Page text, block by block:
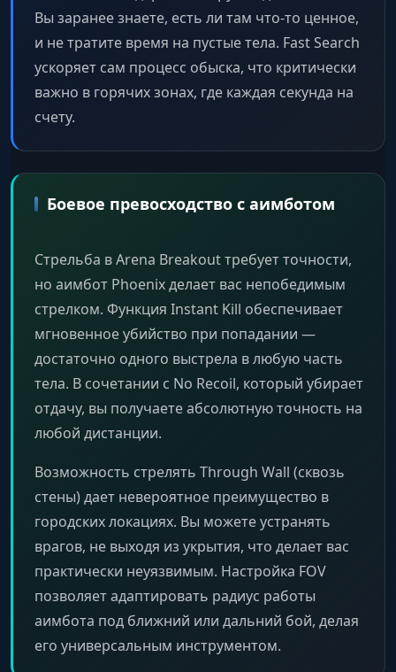
Вы заранее знаете, есть ли там что-то ценное,
и не тратите время на пустые тела. Fast Search
ускоряет сам процесс обыска, что критически
важно в горячих зонах, где каждая секунда на
счету.
Боевое превосходство с аимботом
Стрельба в Arena Breakout требует точности,
но аимбот Phoenix делает вас непобедимым
стрелком. Функция Instant Kill обеспечивает
мгновенное убийство при попадании —
достаточно одного выстрела в любую часть
тела. В сочетании с No Recoil, который убирает
отдачу, вы получаете абсолютную точность на
любой дистанции.
Возможность стрелять Through Wall (сквозь
стены) дает невероятное преимущество в
городских локациях. Вы можете устранять
врагов, не выходя из укрытия, что делает вас
практически неуязвимым. Настройка FOV
позволяет адаптировать радиус работы
аимбота под ближний или дальний бой, делая
его универсальным инструментом.